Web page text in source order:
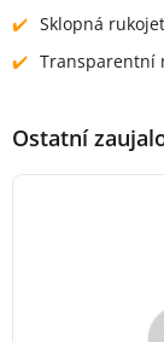
Sklopná
Transparentní
Ostatní